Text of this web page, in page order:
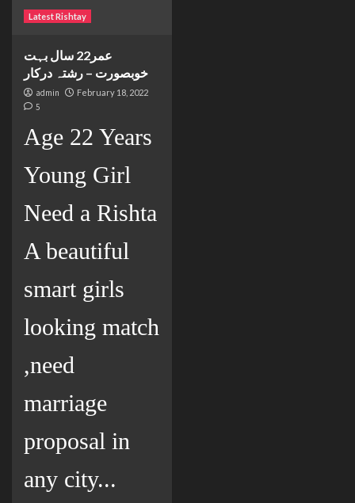
Latest Rishtay
عمر22 سال بہت
خوبصورت – رشتہ درکار
admin February 18, 2022
5
Age 22 Years
Young Girl
Need a Rishta
A beautiful
smart girls
looking match
,need
marriage
proposal in
any city...